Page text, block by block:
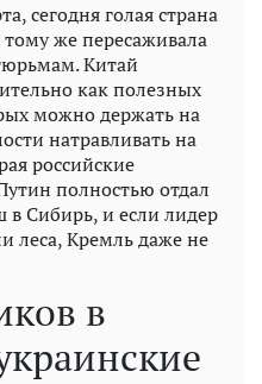
сегодня голая страна
тому же пересаживала
Китай
как полезных
можно держать на
натравливать на
российские
полностью отдал
Сибирь, и если лидер
леса, Кремль даже не
в